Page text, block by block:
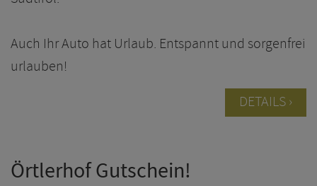
Auch Ihr Auto hat Urlaub. Entspannt und sorgenfrei
urlauben!
DETAILS
Örtlerhof Gutschein!